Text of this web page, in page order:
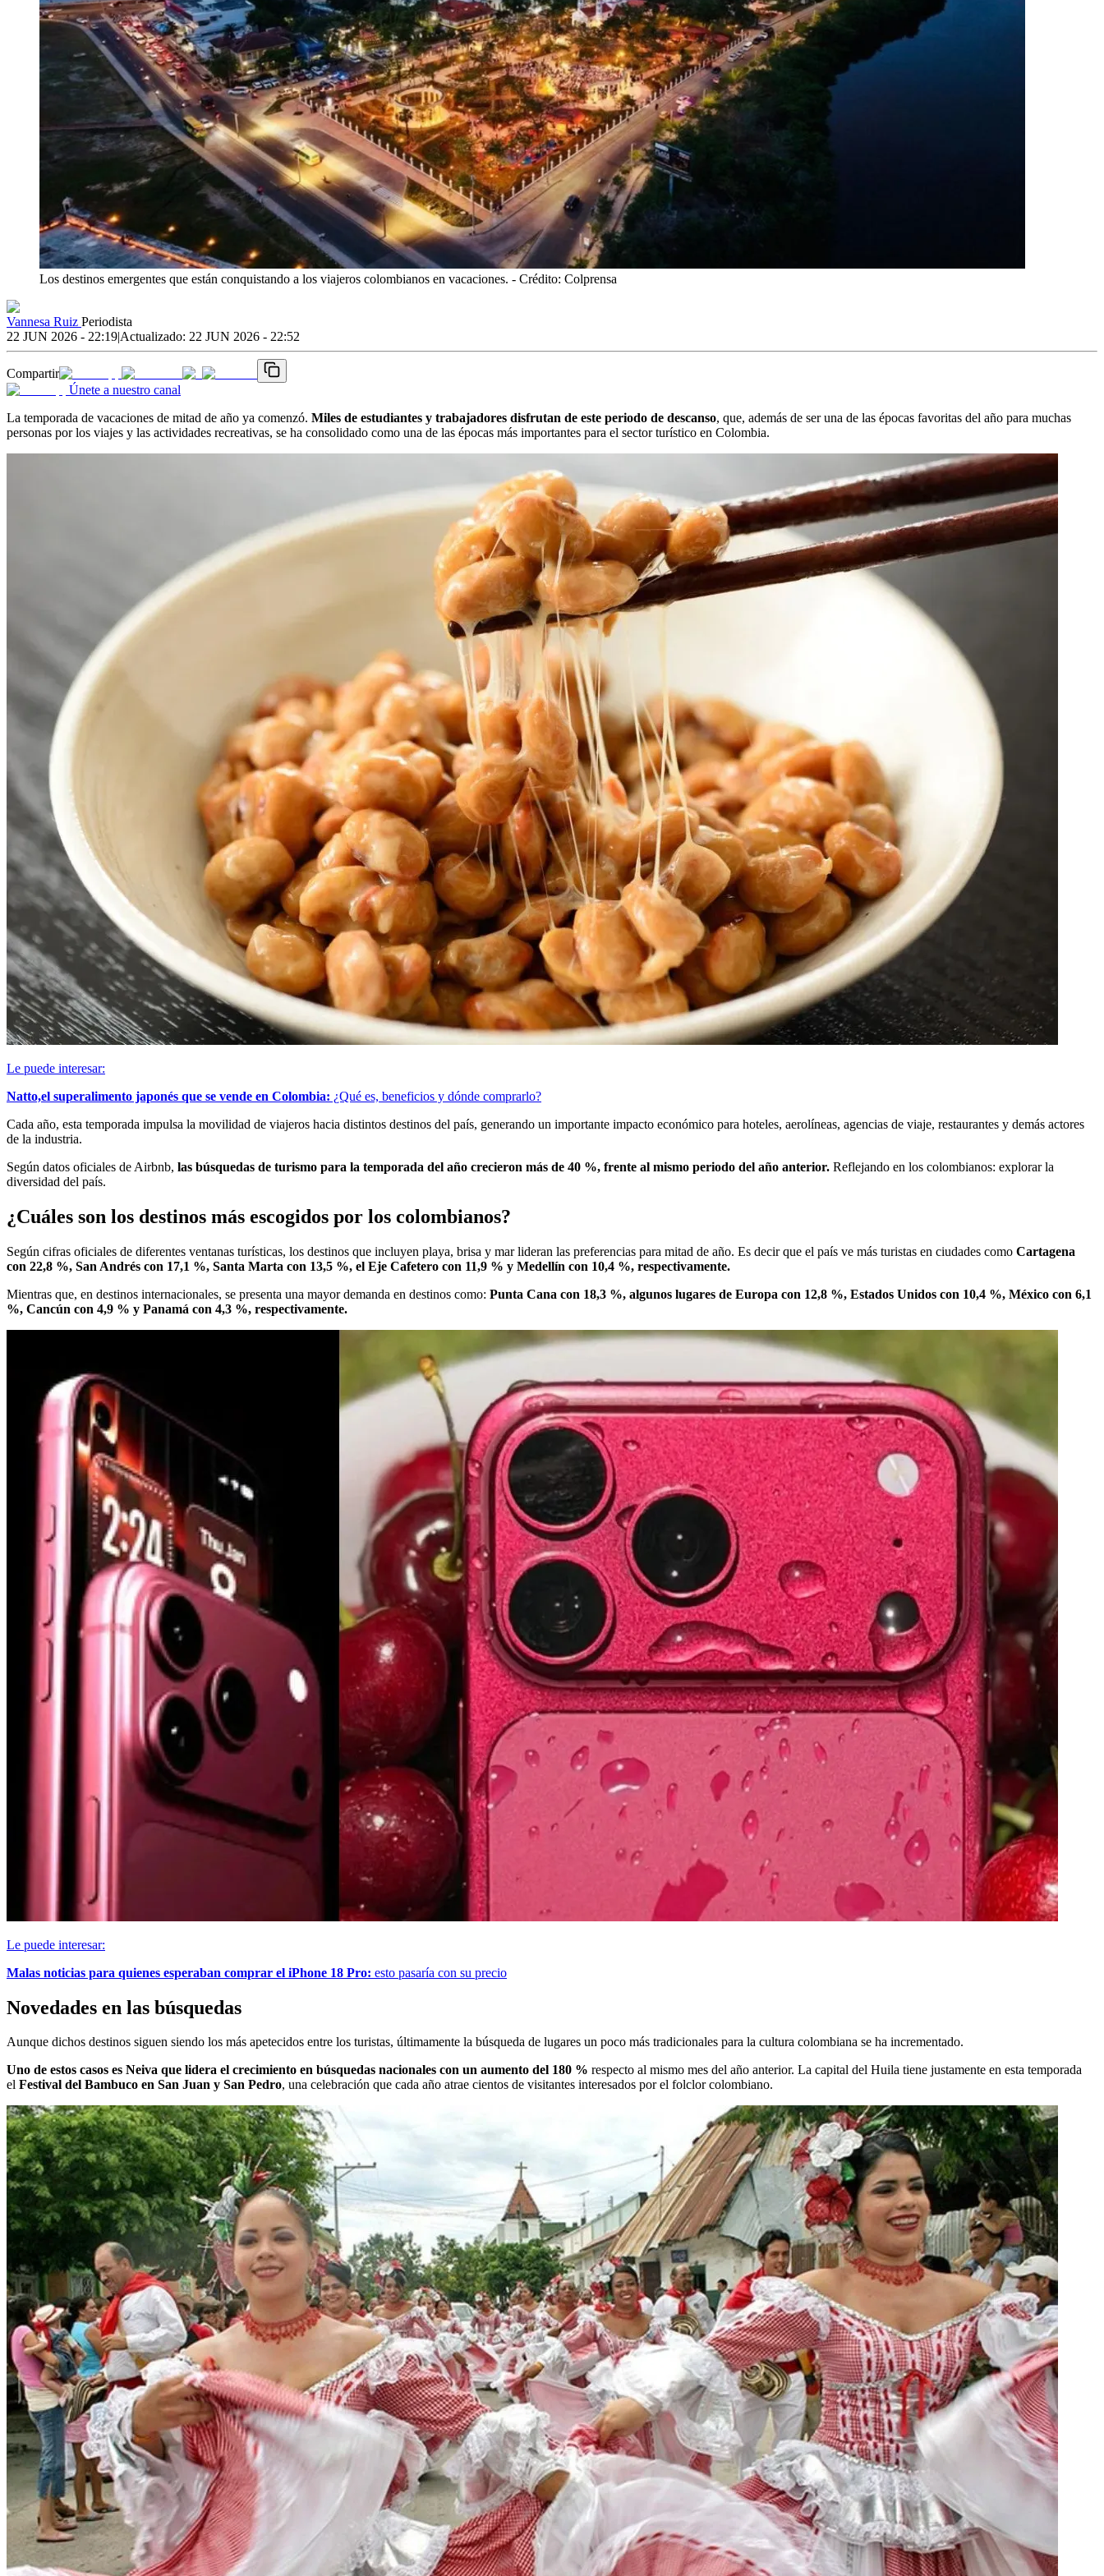
Los destinos emergentes que están conquistando a los viajeros colombianos en vacaciones. - Crédito: Colprensa
Vannesa Ruiz Periodista
22 JUN 2026 - 22:19|Actualizado: 22 JUN 2026 - 22:52
Compartir
Únete a nuestro canal
La temporada de vacaciones de mitad de año ya comenzó. Miles de estudiantes y trabajadores disfrutan de este periodo de descanso, que, además de ser una de las épocas favoritas del año para muchas
personas por los viajes y las actividades recreativas, se ha consolidado como una de las épocas más importantes para el sector turístico en Colombia.
Le puede interesar:
Natto,el superalimento japonés que se vende en Colombia: ¿Qué es, beneficios y dónde comprarlo?
Cada año, esta temporada impulsa la movilidad de viajeros hacia distintos destinos del país, generando un importante impacto económico para hoteles, aerolíneas, agencias de viaje, restaurantes y demás actores
de la industria.
Según datos oficiales de Airbnb, las búsquedas de turismo para la temporada del año crecieron más de 40 %, frente al mismo periodo del año anterior. Reflejando en los colombianos: explorar la
diversidad del país.
¿Cuáles son los destinos más escogidos por los colombianos?
Según cifras oficiales de diferentes ventanas turísticas, los destinos que incluyen playa, brisa y mar lideran las preferencias para mitad de año. Es decir que el país ve más turistas en ciudades como Cartagena
con 22,8 %, San Andrés con 17,1 %, Santa Marta con 13,5 %, el Eje Cafetero con 11,9 % y Medellín con 10,4 %, respectivamente.
Mientras que, en destinos internacionales, se presenta una mayor demanda en destinos como: Punta Cana con 18,3 %, algunos lugares de Europa con 12,8 %, Estados Unidos con 10,4 %, México con 6,1
%, Cancún con 4,9 % y Panamá con 4,3 %, respectivamente.
Le puede interesar:
Malas noticias para quienes esperaban comprar el iPhone 18 Pro: esto pasaría con su precio
Novedades en las búsquedas
Aunque dichos destinos siguen siendo los más apetecidos entre los turistas, últimamente la búsqueda de lugares un poco más tradicionales para la cultura colombiana se ha incrementado.
Uno de estos casos es Neiva que lidera el crecimiento en búsquedas nacionales con un aumento del 180 % respecto al mismo mes del año anterior. La capital del Huila tiene justamente en esta temporada
el Festival del Bambuco en San Juan y San Pedro, una celebración que cada año atrae cientos de visitantes interesados por el folclor colombiano.